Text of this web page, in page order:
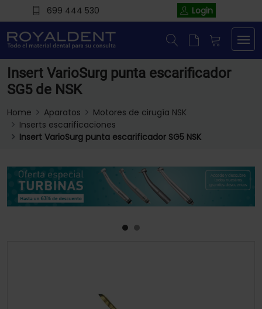
699 444 530 Login
Insert VarioSurg punta escarificador
SG5 de NSK
Home Aparatos
Motores de cirugía NSK
Inserts escarificaciones
Insert VarioSurg punta escarificador SG5 NSK